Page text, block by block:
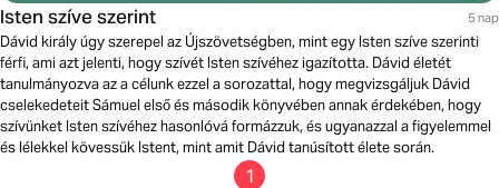
Isten szíve szerint 5 nap
Dávid király úgy szerepel az Újszövetségben, mint egy Isten szíve szerinti
férfi, ami azt jelenti, hogy szívét Isten szívéhez igazította. Dávid életét
tanulmányozva az a célunk ezzel a sorozattal, hogy megvizsgáljuk Dávid
cselekedeteit Sámuel első és második könyvében annak érdekében, hogy
szívünket Isten szívéhez hasonlóvá formázzuk, és ugyanazzal a figyelemmel
és lélekkel kövessük Istent, mint amit Dávid tanúsított élete során.
1